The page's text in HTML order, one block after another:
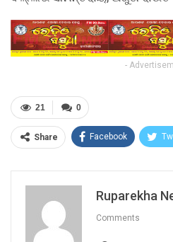
-
0
21
Share Facebook
Ruparekha
Comments